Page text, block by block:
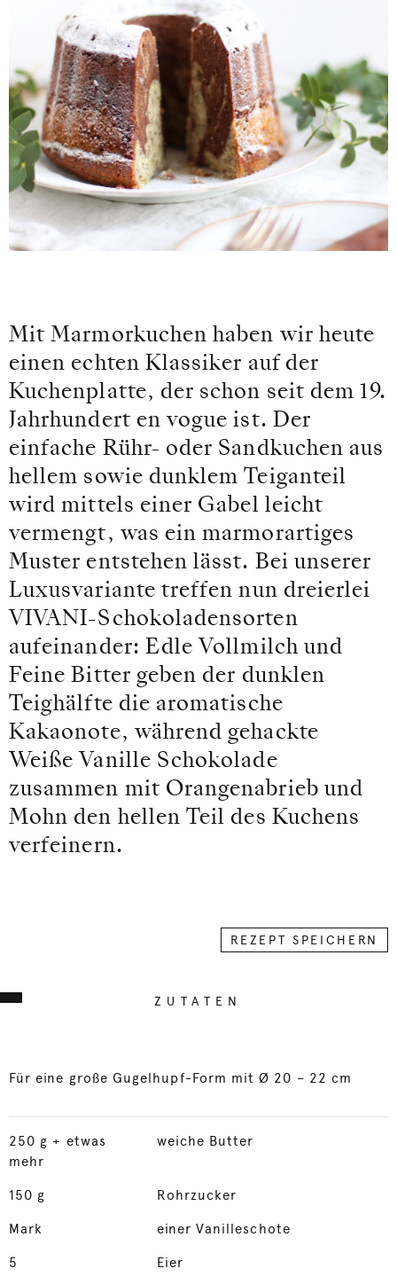
Mit Marmorkuchen haben wir heute
einen echten Klassiker auf der
Kuchenplatte, der schon seit dem 19.
Jahrhundert en vogue ist. Der
einfache Rühr- oder Sandkuchen aus
hellem sowie dunklem Teiganteil
wird mittels einer Gabel leicht
vermengt, was ein marmorartiges
Muster entstehen lässt. Bei unserer
Luxusvariante treffen nun dreierlei
VIVANI-Schokoladensorten
aufeinander: Edle Vollmilch und
Feine Bitter geben der dunklen
Teighälfte die aromatische
Kakaonote, während gehackte
Weiße Vanille Schokolade
zusammen mit Orangenabrieb und
Mohn den hellen Teil des Kuchens
verfeinern.
REZEPT SPEICHERN
ZUTATEN
Für eine große Gugelhupf-Form mit Ø 20 – 22 cm
250 g + etwas
mehr
weiche Butter
150 g Rohrzucker
Mark einer Vanilleschote
5 Eier